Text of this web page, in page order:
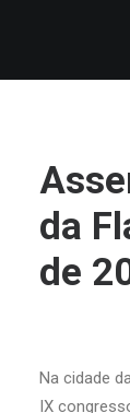
da
de
Na cidade
IX